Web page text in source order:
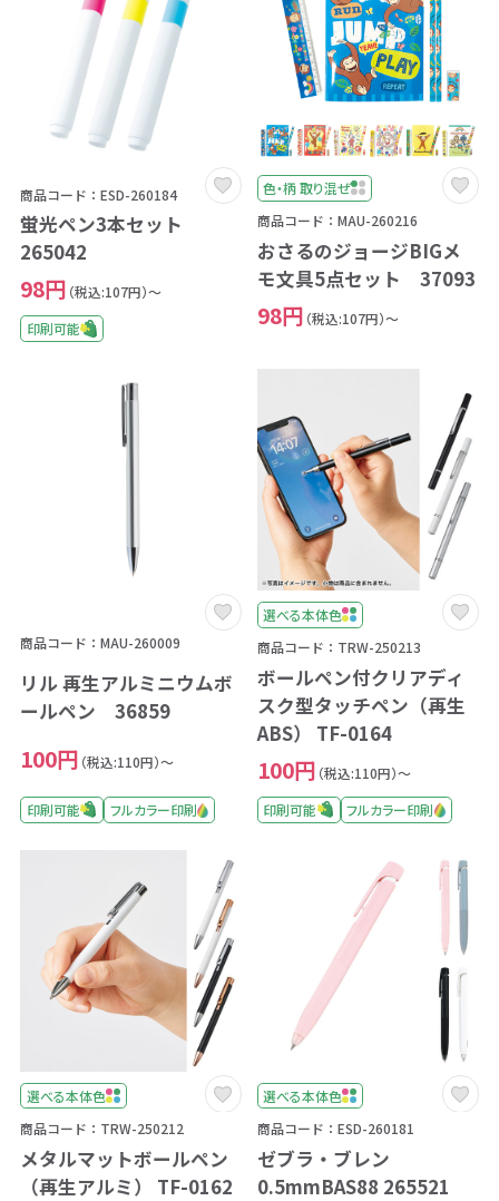
商品コード：ESD-260184
蛍光ペン3本セット
265042
98円 （税込:107円）～
印刷可能
色・柄 取り混ぜ
商品コード：MAU-260216
おさるのジョージBIGメ
モ文具5点セット 37093
98円 （税込:107円）～
商品コード：MAU-260009
リル 再生アルミニウムボ
ールペン 36859
100円 （税込:110円）～
印刷可能 フルカラー印刷
選べる本体色
商品コード：TRW-250213
ボールペン付クリアディ
スク型タッチペン（再生
ABS） TF-0164
100円 （税込:110円）～
印刷可能
フルカラー印刷
選べる本体色
商品コード：TRW-250212
メタルマットボールペン
（再生アルミ） TF-0162
選べる本体色
商品コード：ESD-260181
ゼブラ・ブレン
0.5mmBAS88 265521